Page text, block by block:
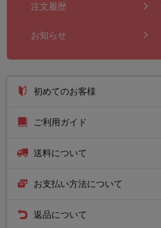
注文履歴
お知らせ
初めてのお客様
ご利用ガイド
送料について
お支払い方法について
返品について